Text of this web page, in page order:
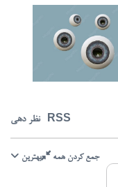
نظر دهی RSS
بهترین جمع کردن همه